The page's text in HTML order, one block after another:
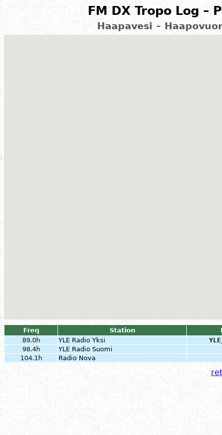
FM DX Tropo Log –
Haapavesi –
Freq Station
89.0h
YLE Radio Yksi
98.4h
YLE Radio Suomi
104.1h
Radio Nova